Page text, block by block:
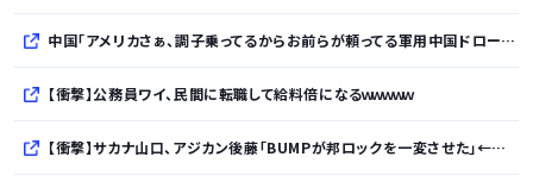
中国「アメリカさぁ、調子乗ってるからお前らが頼ってる軍用中国ドローン輸出禁止するわw」
【衝撃】公務員ワイ、民間に転職して給料倍になるｗｗｗｗｗ
【衝撃】サカナ山口、アジカン後藤「BUMPが邦ロックを一変させた」←これｗｗｗｗｗ